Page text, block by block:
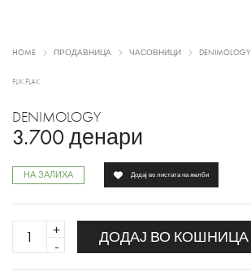
HOME ПРОДАВНИЦА ЧАСОВНИЦИ DENIMOLOGY
FLIK FLAK
DENIMOLOGY
3.700 денари
НА ЗАЛИХА
DENIMOLOGY
quantity
ДОДАЈ ВО КОШНИЦА
Додај во листата на желби